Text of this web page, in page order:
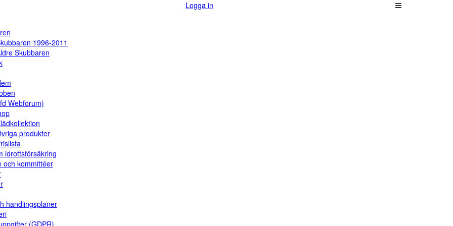
Logga in
1996-2011
Skubbaren
Webforum)
produkter
idrottsförsäkring
och kommittéer
handlingsplaner
(GDPR)